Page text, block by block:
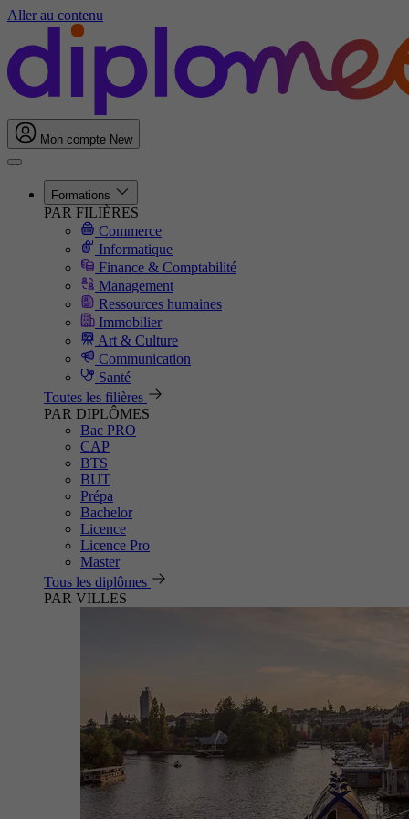
Aller au contenu
Mon compte New
Formations
PAR FILIÈRES
Commerce
Informatique
Finance & Comptabilité
Management
Ressources humaines
Immobilier
Art & Culture
Communication
Santé
Toutes les filières
PAR DIPLÔMES
Bac PRO
CAP
BTS
BUT
Prépa
Bachelor
Licence
Licence Pro
Master
Tous les diplômes
PAR VILLES